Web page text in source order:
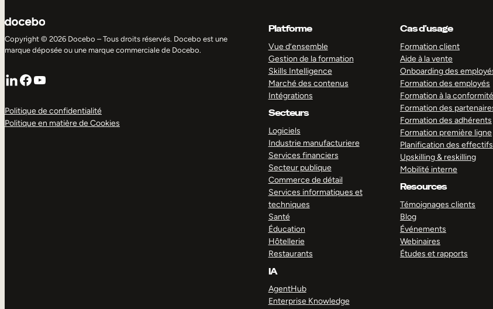
Copyright © 2026 Docebo – Tous droits réservés. Docebo est une
marque déposée ou une marque commerciale de Docebo.
LinkedIn
Facebook
YouTube
Politique de confidentialité
Politique en matière de Cookies
Platforme
Vue d’ensemble
Gestion de la formation
Skills Intelligence
Marché des contenus
Intégrations
Secteurs
Logiciels
Industrie manufacturiere
Services financiers
Secteur publique
Commerce de détail
Services informatiques et
techniques
Santé
Éducation
Hôtellerie
Restaurants
IA
AgentHub
Enterprise Knowledge
Cas d’usage
Formation client
Aide à la vente
Onboarding des
Formation des employés
Formation à la conformité
Formation des
Formation des adhérents
Formation première ligne
Planification des effectifs
Upskilling & reskilling
Mobilité interne
Resources
Témoignages clients
Blog
Événements
Webinaires
Études et rapports